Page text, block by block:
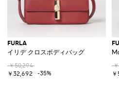
FURLA
イリデ クロスボディバッグ
￥50,294
￥32,692
-35%